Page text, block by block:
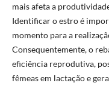
mais afeta a
Identificar o estro é
momento para a
Consequentemente, o
eficiência reprodutiva,
fêmeas em lactação e